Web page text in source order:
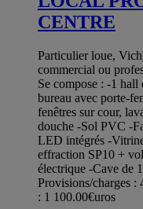
CENTRE
Particulier loue,
commercial ou
Se compose : -1 hall
bureau avec porte-
fenêtres sur cour,
douche -Sol PVC -
LED intégrés -
effraction SP10 +
électrique -Cave de
Provisions/charges :
: 1 100.00€uros